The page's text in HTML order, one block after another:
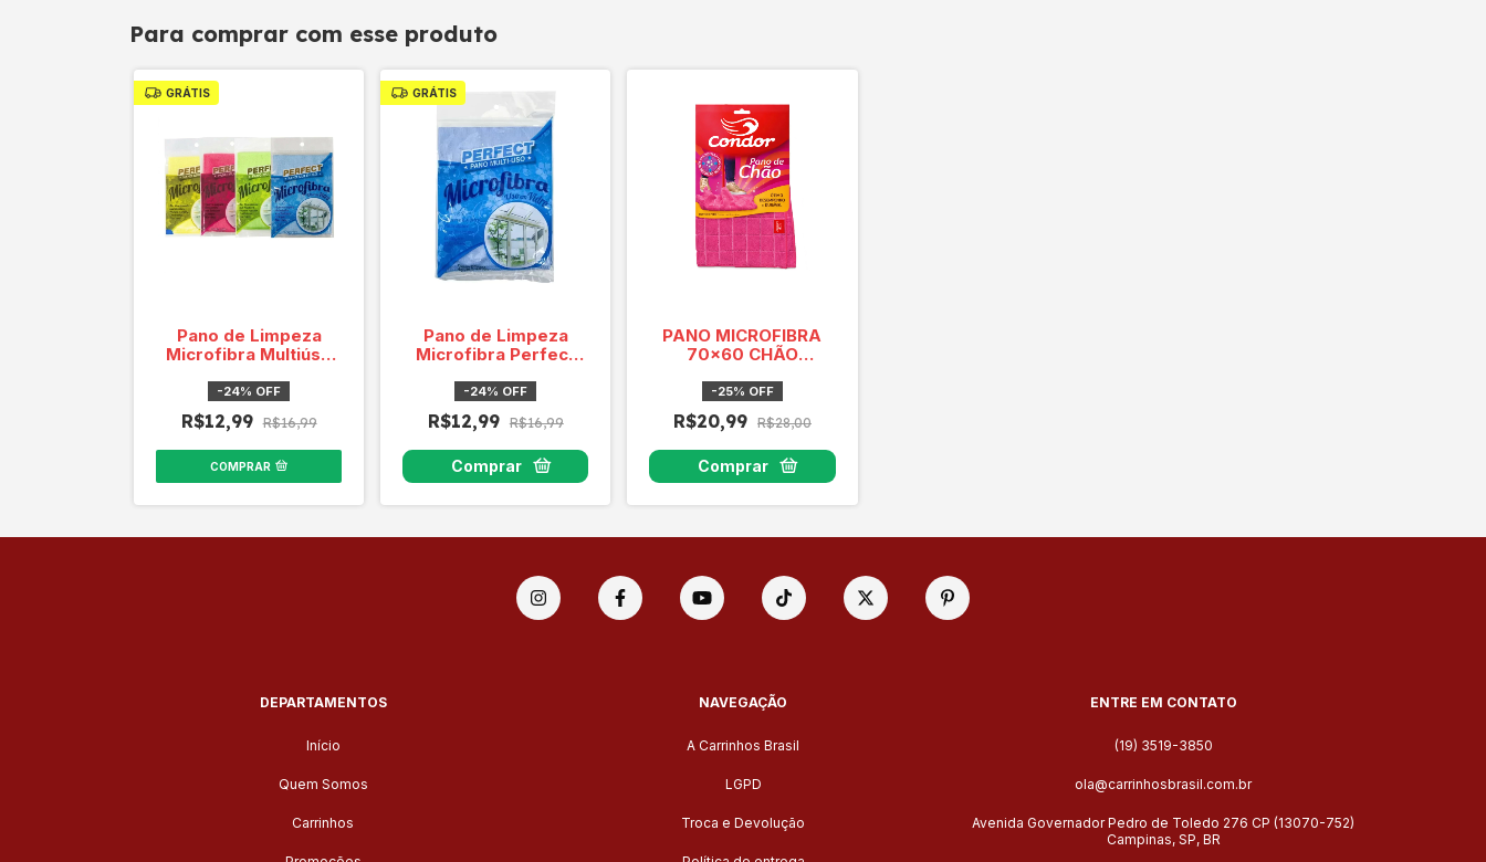
Para comprar com esse produto
GRÁTIS
Pano de Limpeza
Microfibra Multiúso
-24% OFF
R$12,99 R$16,99
COMPRAR
GRÁTIS
Pano de Limpeza
Microfibra Perfect
AZUL40X40cm
-24% OFF
R$12,99 R$16,99
PANO MICROFIBRA
70x60 CHÃO
-25% OFF
R$20,99 R$28,00
DEPARTAMENTOS
Início
Quem Somos
Carrinhos
NAVEGAÇÃO
A Carrinhos Brasil
LGPD
Troca e Devolução
ENTRE EM CONTATO
(19) 3519-3850
ola@carrinhosbrasil.com.br
Avenida Governador Pedro de Toledo 276 CP (13070-752)
Campinas, SP, BR